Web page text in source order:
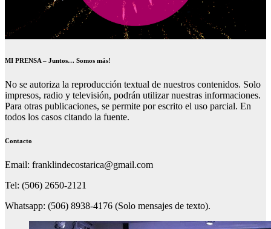
MI PRENSA – Juntos… Somos más!
No se autoriza la reproducción textual de nuestros contenidos. Solo
impresos, radio y televisión, podrán utilizar nuestras informaciones.
Para otras publicaciones, se permite por escrito el uso parcial. En
todos los casos citando la fuente.
Contacto
Email: franklindecostarica@gmail.com
Tel: (506) 2650-2121
Whatsapp: (506) 8938-4176 (Solo mensajes de texto).